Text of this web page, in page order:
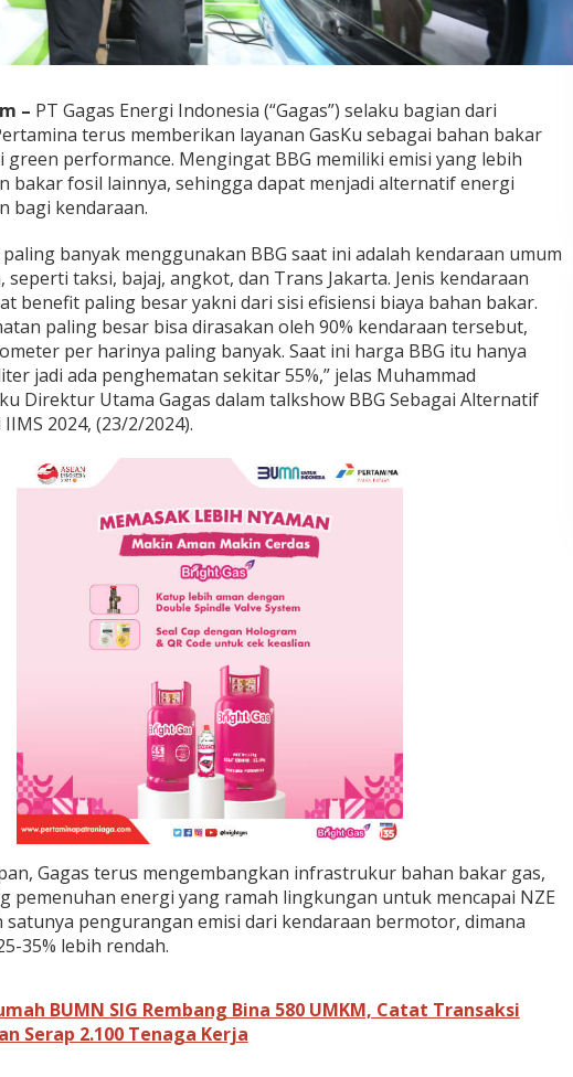
– PT Gagas Energi Indonesia (“Gagas”) selaku bagian dari
terus memberikan layanan GasKu sebagai bahan bakar
green performance. Mengingat BBG memiliki emisi yang lebih
bakar fosil lainnya, sehingga dapat menjadi alternatif energi
bagi kendaraan.
banyak menggunakan BBG saat ini adalah kendaraan umum
seperti taksi, bajaj, angkot, dan Trans Jakarta. Jenis kendaraan
benefit paling besar yakni dari sisi efisiensi biaya bahan bakar.
paling besar bisa dirasakan oleh 90% kendaraan tersebut,
per harinya paling banyak. Saat ini harga BBG itu hanya
jadi ada penghematan sekitar 55%,” jelas Muhammad
Direktur Utama Gagas dalam talkshow BBG Sebagai Alternatif
2024, (23/2/2024).
Gagas terus mengembangkan infrastrukur bahan bakar gas,
pemenuhan energi yang ramah lingkungan untuk mencapai NZE
satunya pengurangan emisi dari kendaraan bermotor, dimana
35% lebih rendah.
BUMN SIG Rembang Bina 580 UMKM, Catat Transaksi
Serap 2.100 Tenaga Kerja
Piala Dunia 2026 Usai Taklukkan
Maroko